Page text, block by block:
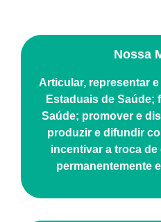
Nossa
Articular, representar
Estaduais de Saúde;
Saúde; promover e
produzir e difundir
incentivar a troca
permanentemente